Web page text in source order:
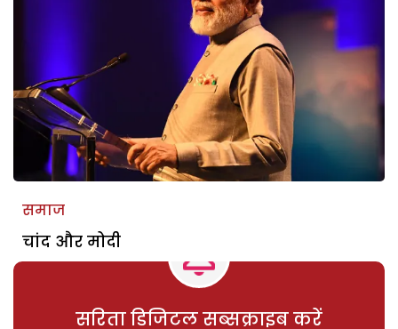
समाज
चांद और मोदी
सरिता डिजिटल सब्सक्राइब करें